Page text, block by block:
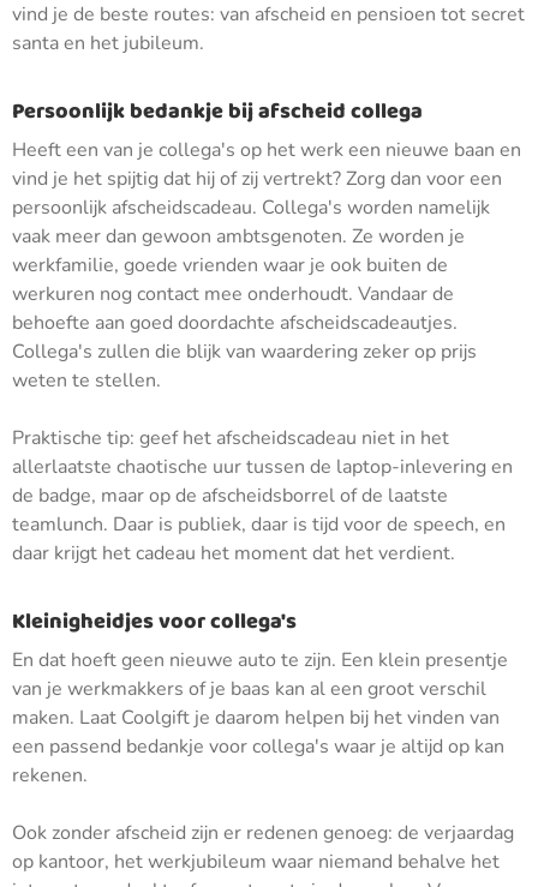
vind je de beste routes: van afscheid en pensioen tot secret
santa en het jubileum.
Persoonlijk bedankje bij afscheid collega
Heeft een van je collega's op het werk een nieuwe baan en
vind je het spijtig dat hij of zij vertrekt? Zorg dan voor een
persoonlijk afscheidscadeau. Collega's worden namelijk
vaak meer dan gewoon ambtsgenoten. Ze worden je
werkfamilie, goede vrienden waar je ook buiten de
werkuren nog contact mee onderhoudt. Vandaar de
behoefte aan goed doordachte afscheidscadeautjes.
Collega's zullen die blijk van waardering zeker op prijs
weten te stellen.
Praktische tip: geef het afscheidscadeau niet in het
allerlaatste chaotische uur tussen de laptop-inlevering en
de badge, maar op de afscheidsborrel of de laatste
teamlunch. Daar is publiek, daar is tijd voor de speech, en
daar krijgt het cadeau het moment dat het verdient.
Kleinigheidjes voor collega's
En dat hoeft geen nieuwe auto te zijn. Een klein presentje
van je werkmakkers of je baas kan al een groot verschil
maken. Laat Coolgift je daarom helpen bij het vinden van
een passend bedankje voor collega's waar je altijd op kan
rekenen.
Ook zonder afscheid zijn er redenen genoeg: de verjaardag
op kantoor, het werkjubileum waar niemand behalve het